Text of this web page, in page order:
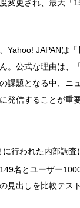
変更され、最大「
Yahoo! JAPANは
。公式な理由は、
課題となる中、ニ
発信することが重
行われた内部調査
名とユーザー
見出しを比較テス